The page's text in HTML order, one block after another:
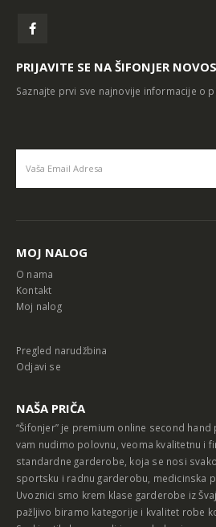
PRIJAVITE SE NA ŠIFONJER
Saznajte prvi sve najnovije informacije o
MOJ NALOG
O nama
Kontakt
Moj nalog
Pregled narudžbina
Odjavi se
NAŠA PRIČA
“Šifonjer” je premium online second
vam nudimo polovnu, veoma kvalitetnu i
standardne garderobe, koja se nosi
sportsku i radnu garderobu, medicinska
Uvoznici smo krem klase garderobe iz
pažljivo biramo kategorije i kvalitet robe